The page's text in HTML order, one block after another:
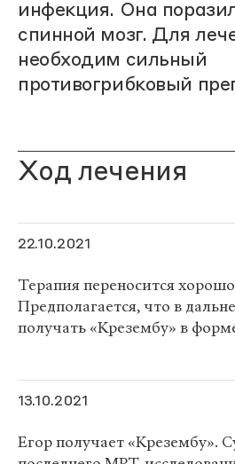
инфекция. Она
спинной мозг. Для
необходим сильный
противогрибковый
Ход лечения
22.10.2021
Терапия переносится
Предполагается, что в
получать «Крезембу» в
13.10.2021
Егор получает «Крезембу».